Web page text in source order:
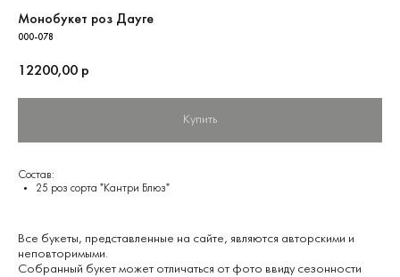
Монобукет роз Дауге
000-078
12200,00 р
Купить
Состав:
25 роз сорта "Кантри Блюз"
Все букеты, представленные на сайте, являются авторскими и
неповторимыми.
Собранный букет может отличаться от фото ввиду сезонности